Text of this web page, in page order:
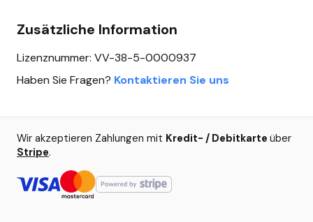
Zusätzliche Information
Lizenznummer: VV-38-5-0000937
Haben Sie Fragen? Kontaktieren Sie uns
Wir akzeptieren Zahlungen mit Kredit- / Debitkarte über
Stripe.